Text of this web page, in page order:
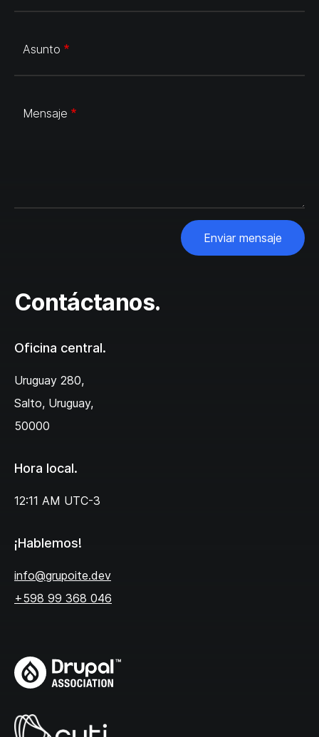
Asunto
Mensaje
Enviar mensaje
Contáctanos.
Oficina central.
Uruguay 280,
Salto, Uruguay,
50000
Hora local.
12:11 AM UTC-3
¡Hablemos!
info@grupoite.dev
+598 99 368 046